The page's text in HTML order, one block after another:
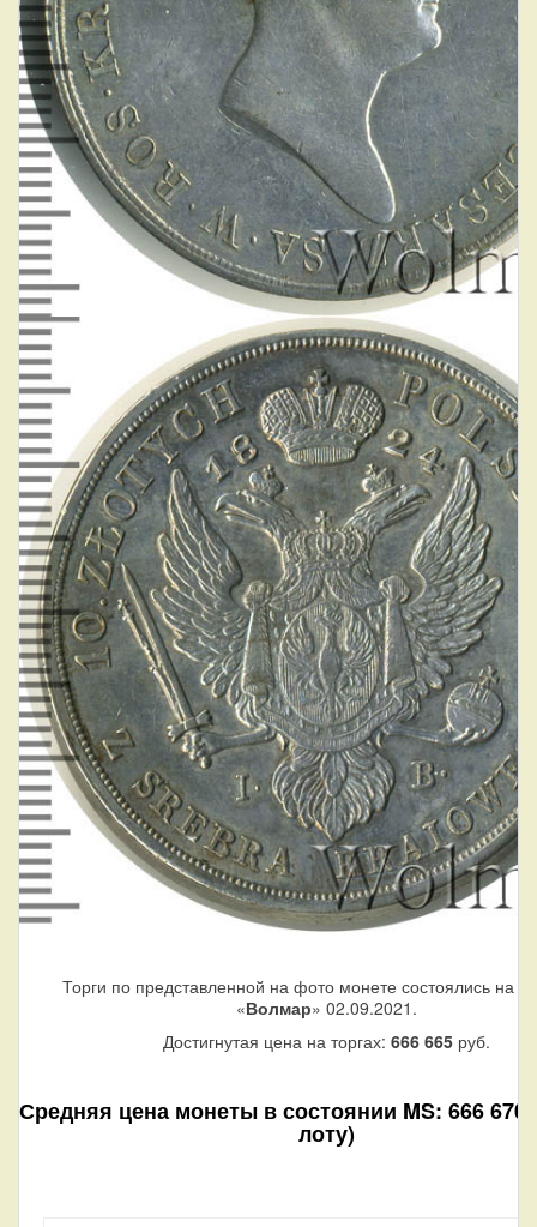
Торги по представленной на фото монете состоялись на
«Волмар» 02.09.2021.
Достигнутая цена на торгах: 666 665 руб.
Средняя цена монеты в состоянии MS: 666 670
лоту)